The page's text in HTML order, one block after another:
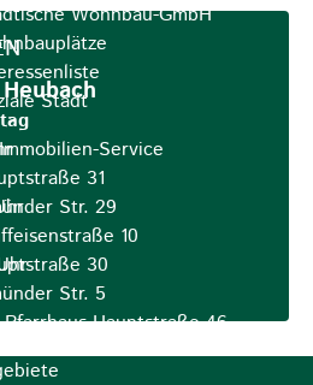
Wohnbau-GmbH
Stadt
Service
31
Str. 29
10
30
Str. 5
Pfarrhaus Hauptstraße 46